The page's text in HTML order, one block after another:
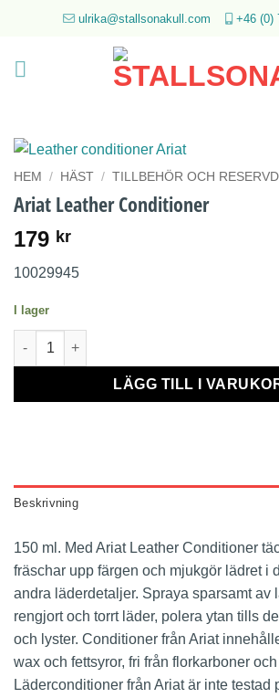
ulrika@stallsonakull.com +46 (0)
HEM / HÄST / TILLBEHÖR OCH
Ariat Leather Conditioner
179 kr
10029945
I lager
Ariat Leather Conditioner mängd
LÄGG TILL I
Beskrivning
150 ml. Med Ariat Leather Conditioner
fräschar upp färgen och mjukgör lädret i
andra läderdetaljer. Spraya sparsamt av
rengjort och torrt läder, polera ytan tills
och lyster. Conditioner från Ariat
wax och fettsyror, fri från florkarboner
Läderconditioner från Ariat är inte testad